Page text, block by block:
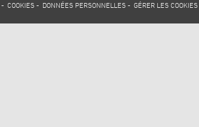
- COOKIES - DONNÉES PERSONNELLES - GÉRER LES COOKIES